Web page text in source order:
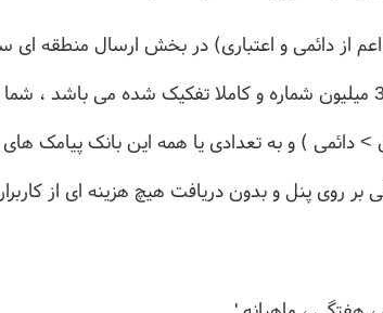
از دائمی و اعتباری) در بخش ارسال منطقه ای
است ، تعداد شماره موبایل های این بانک 32 میلیون شماره و کاملا تفکیک
دائمی ) و به تعدادی یا همه این بانک پیامک های